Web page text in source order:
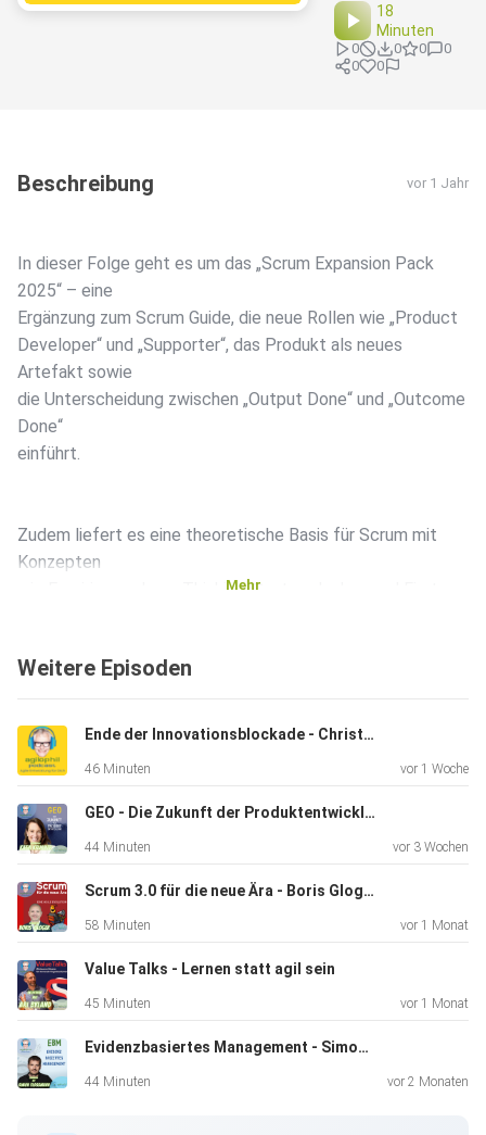
18
Minuten
0 0 0
0
0
0
Beschreibung vor 1 Jahr
In dieser Folge geht es um das „Scrum Expansion Pack
2025“ – eine
Ergänzung zum Scrum Guide, die neue Rollen wie „Product
Developer“ und „Supporter“, das Produkt als neues
Artefakt sowie
die Unterscheidung zwischen „Output Done“ und „Outcome
Done“
einführt.
Zudem liefert es eine theoretische Basis für Scrum mit
Konzepten
wie Empirismus, Lean Thinking, Systemdenken und First
Ich zeige dir, was wirklich neu ist, welche praktischen
Beispiele
es gibt und warum das Expansion Pack zwar hilfreich, aber
kein
Muss ist.
Scrum bleibt Scrum – das Expansion Pack liefert nur mehr
Mehr
Weitere Episoden
Ende der Innovationsblockade - Christoph Schmiedinger
46 Minuten vor 1 Woche
GEO - Die Zukunft der Produktentwicklung
44 Minuten vor 3 Wochen
Scrum 3.0 für die neue Ära - Boris Gloger
58 Minuten vor 1 Monat
Value Talks - Lernen statt agil sein
45 Minuten vor 1 Monat
Evidenzbasiertes Management - Simon Flossmann
44 Minuten vor 2 Monaten